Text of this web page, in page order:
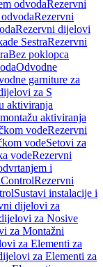
odvodaRezervni
Rezervni
Rezervni dijelovi
SestraRezervni
Bez poklopca
Odvodne
garniture za
za S
aktiviranja
aktiviranja
vodeRezervni
vodeSetovi za
vodeRezervni
i
Rezervni
Sustavi instalacije i
dijelovi za
za Nosive
za Montažni
za Elementi za
za Elementi za